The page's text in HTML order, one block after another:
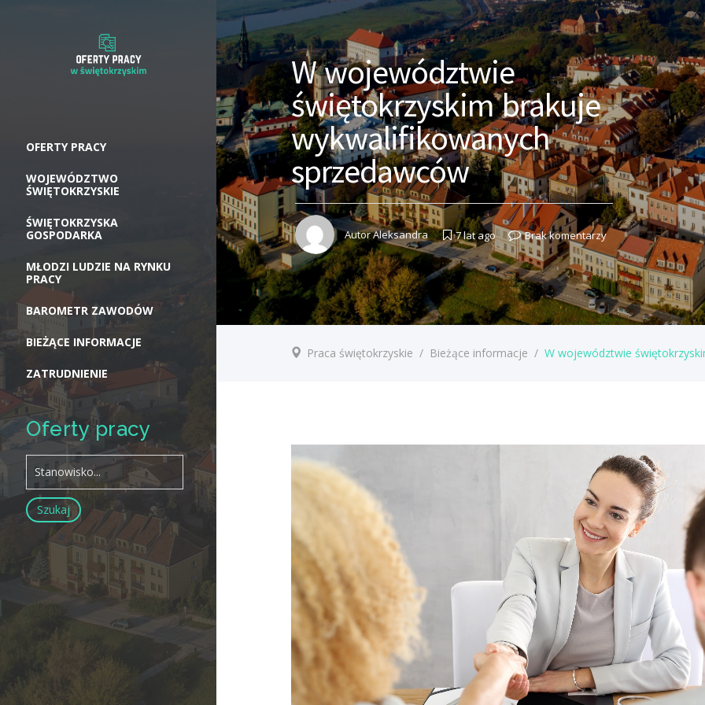
OFERTY PRACY
WOJEWÓDZTWO
ŚWIĘTOKRZYSKIE
ŚWIĘTOKRZYSKA
GOSPODARKA
MŁODZI LUDZIE NA RYNKU
PRACY
BAROMETR ZAWODÓW
BIEŻĄCE INFORMACJE
ZATRUDNIENIE
Oferty pracy
W województwie
świętokrzyskim brakuje
wykwalifikowanych
sprzedawców
AutorAleksandra 7 lat ago Brak komentarzy
Praca świętokrzyskie / Bieżące informacje / W województwie